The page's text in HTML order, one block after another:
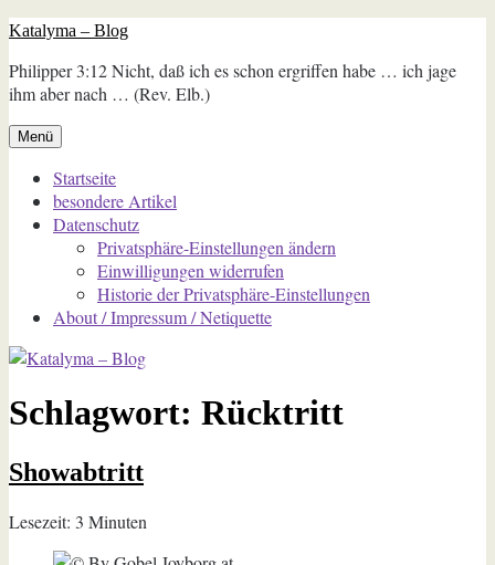
Zum
springen
Katalyma – Blog
Philipper 3:12 Nicht, daß ich es schon ergriffen habe … ich jage
ihm aber nach … (Rev. Elb.)
Menü
Startseite
besondere Artikel
Datenschutz
Privatsphäre-Einstellungen ändern
Einwilligungen widerrufen
Historie der Privatsphäre-Einstellungen
About / Impressum / Netiquette
Schlagwort: Rücktritt
Showabtritt
Lesezeit: 3 Minuten